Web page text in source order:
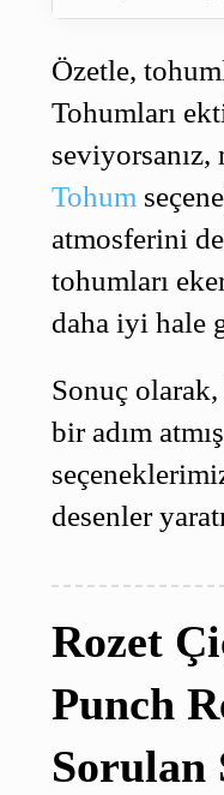
Özetle,
Tohumları
seviyorsanız,
Tohum
atmosferini
tohumları
daha iyi hale
Sonuç
bir adım
desenler
Rozet
Punch
Sorulan